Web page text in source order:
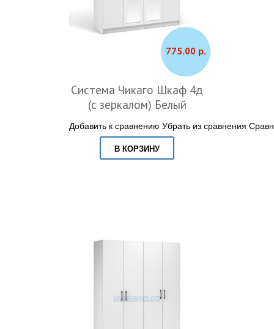
775.00 р.
Система Чикаго Шкаф 4д
(с зеркалом) Белый
Добавить к сравнению Убрать из сравнения
В КОРЗИНУ